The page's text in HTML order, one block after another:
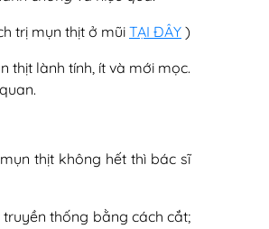
trị mụn thịt ở mũiTẠI ĐÂY)
thịt lành tính, ít và mới mọc.
thịt không hết thì bác sĩ
thống bằng cách cắt;